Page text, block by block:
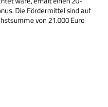
Die Fördermittel sind auf
von 21.000 Euro